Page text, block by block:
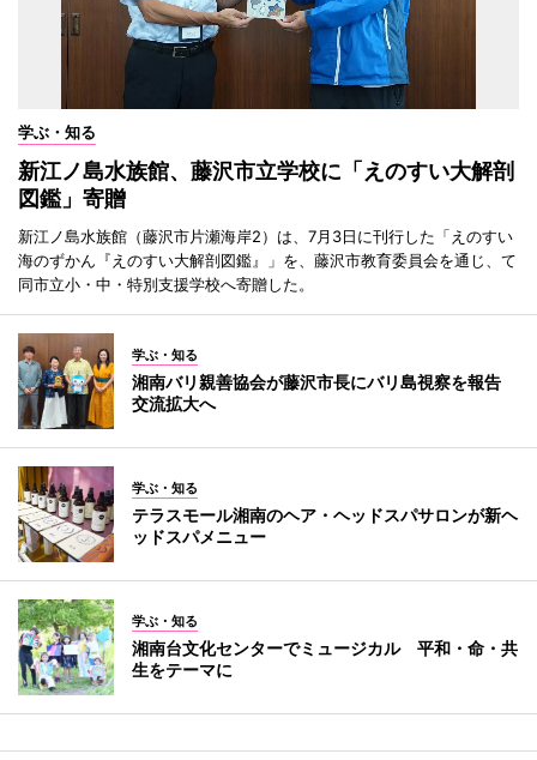
学ぶ・知る
新江ノ島水族館、藤沢市立学校に「えのすい大解剖
図鑑」寄贈
新江ノ島水族館（藤沢市片瀬海岸2）は、7月3日に刊行した「えのすい
海のずかん『えのすい大解剖図鑑』」を、藤沢市教育委員会を通じ、て
同市立小・中・特別支援学校へ寄贈した。
学ぶ・知る
湘南バリ親善協会が藤沢市長にバリ島視察を報告
交流拡大へ
学ぶ・知る
テラスモール湘南のヘア・ヘッドスパサロンが新ヘ
ッドスパメニュー
学ぶ・知る
湘南台文化センターでミュージカル 平和・命・共
生をテーマに